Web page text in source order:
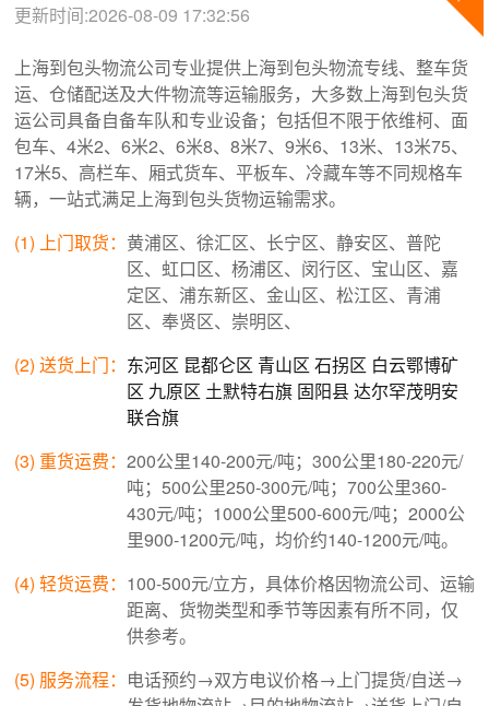
更新时间:2026-08-09 17:32:56
上海到包头物流公司专业提供上海到包头物流专线、整车货
运、仓储配送及大件物流等运输服务，大多数上海到包头货
运公司具备自备车队和专业设备；包括但不限于依维柯、面
包车、4米2、6米2、6米8、8米7、9米6、13米、13米75、
17米5、高栏车、厢式货车、平板车、冷藏车等不同规格车
辆，一站式满足上海到包头货物运输需求。
(1) 上门取货： 黄浦区、徐汇区、长宁区、静安区、普陀
区、虹口区、杨浦区、闵行区、宝山区、嘉
定区、浦东新区、金山区、松江区、青浦
区、奉贤区、崇明区、
(2) 送货上门： 东河区 昆都仑区 青山区 石拐区 白云鄂博矿
区 九原区 土默特右旗 固阳县达尔罕茂明安
联合旗
(3) 重货运费： 200公里140-200元/吨；300公里180-220元/
吨；500公里250-300元/吨；700公里360-
430元/吨；1000公里500-600元/吨；2000公
里900-1200元/吨，均价约140-1200元/吨。
(4) 轻货运费： 100-500元/立方，具体价格因物流公司、运输
距离、货物类型和季节等因素有所不同，仅
供参考。
(5) 服务流程： 电话预约→双方电议价格→上门提货/自送→